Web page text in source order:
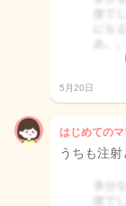
5月20日
はじめての
うちも注